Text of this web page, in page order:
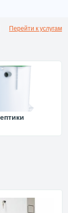
Перейти к услугам